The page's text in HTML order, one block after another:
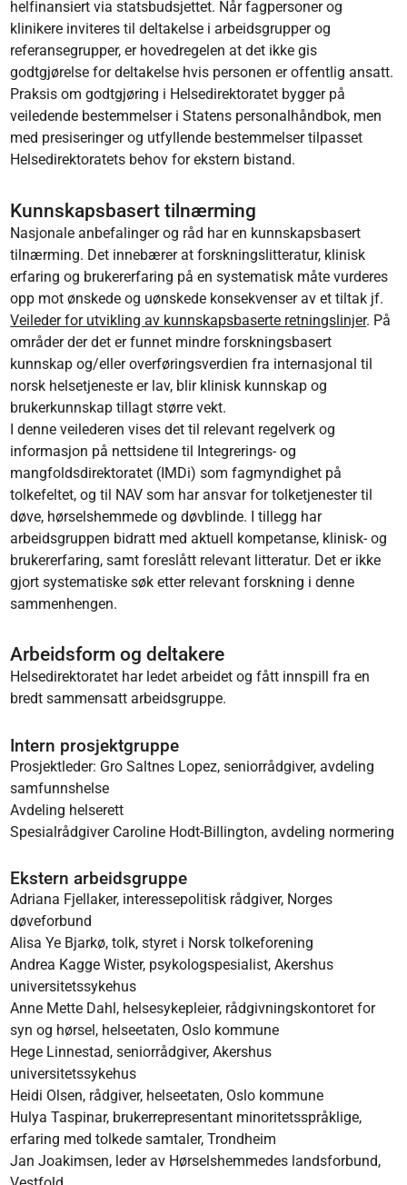
helfinansiert via statsbudsjettet. Når fagpersoner og
klinikere inviteres til deltakelse i arbeidsgrupper og
referansegrupper, er hovedregelen at det ikke gis
godtgjørelse for deltakelse hvis personen er offentlig ansatt.
Praksis om godtgjøring i Helsedirektoratet bygger på
veiledende bestemmelser i Statens personalhåndbok, men
med presiseringer og utfyllende bestemmelser tilpasset
Helsedirektoratets behov for ekstern bistand.
Kunnskapsbasert tilnærming
Nasjonale anbefalinger og råd har en kunnskapsbasert
tilnærming. Det innebærer at forskningslitteratur, klinisk
erfaring og brukererfaring på en systematisk måte vurderes
opp mot ønskede og uønskede konsekvenser av et tiltak jf.
Veileder for utvikling av kunnskapsbaserte retningslinjer. På
områder der det er funnet mindre forskningsbasert
kunnskap og/eller overføringsverdien fra internasjonal til
norsk helsetjeneste er lav, blir klinisk kunnskap og
brukerkunnskap tillagt større vekt.
I denne veilederen vises det til relevant regelverk og
informasjon på nettsidene til Integrerings- og
mangfoldsdirektoratet (IMDi) som fagmyndighet på
tolkefeltet, og til NAV som har ansvar for tolketjenester til
døve, hørselshemmede og døvblinde. I tillegg har
arbeidsgruppen bidratt med aktuell kompetanse, klinisk- og
brukererfaring, samt foreslått relevant litteratur. Det er ikke
gjort systematiske søk etter relevant forskning i denne
sammenhengen.
Arbeidsform og deltakere
Helsedirektoratet har ledet arbeidet og fått innspill fra en
bredt sammensatt arbeidsgruppe.
Intern prosjektgruppe
Prosjektleder: Gro Saltnes Lopez, seniorrådgiver, avdeling
samfunnshelse
Avdeling helserett
Spesialrådgiver Caroline Hodt-Billington, avdeling normering
Ekstern arbeidsgruppe
Adriana Fjellaker, interessepolitisk rådgiver, Norges
døveforbund
Alisa Ye Bjarkø, tolk, styret i Norsk tolkeforening
Andrea Kagge Wister, psykologspesialist, Akershus
universitetssykehus
Anne Mette Dahl, helsesykepleier, rådgivningskontoret for
syn og hørsel, helseetaten, Oslo kommune
Hege Linnestad, seniorrådgiver, Akershus
universitetssykehus
Heidi Olsen, rådgiver, helseetaten, Oslo kommune
Hulya Taspinar, brukerrepresentant minoritetsspråklige,
erfaring med tolkede samtaler, Trondheim
Jan Joakimsen, leder av Hørselshemmedes landsforbund,